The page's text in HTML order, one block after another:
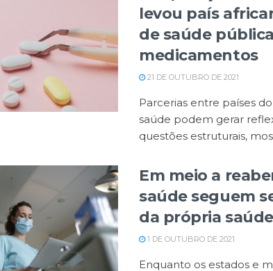
levou país
de saúde
medicamentos
21 DE OUTUBRO DE 2021
Parcerias entre países
saúde podem gerar
questões estruturais,
Em meio a
saúde seguem
da própria
1 DE OUTUBRO DE 2021
Enquanto os estados e